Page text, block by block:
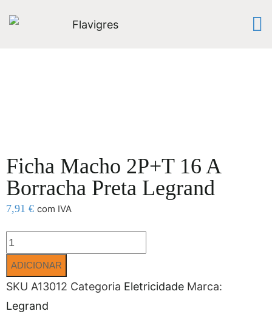
Ficha Macho 2P+T 16 A
Borracha Preta Legrand
7,91 € com IVA
ADICIONAR
SKU A13012 Categoria Eletricidade Marca:
Legrand